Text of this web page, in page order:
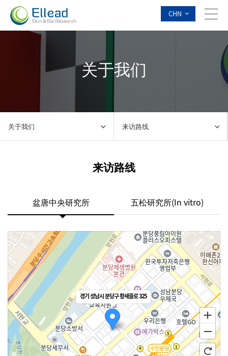
CHN
关于我们
关于我们 来访路线
来访路线
盆唐中央研究所 五松研究所(In vitro)
경기 성남시 분당구 황새울로 325